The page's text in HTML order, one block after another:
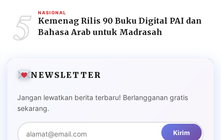
5 NASIONAL
Kemenag Rilis 90 Buku Digital PAI dan
Bahasa Arab untuk Madrasah
NEWSLETTER
Jangan lewatkan berita terbaru! Berlangganan gratis
sekarang.
Kirim